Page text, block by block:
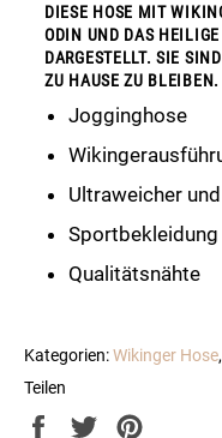
DIESE HOSE MIT
ODIN UND DAS
DARGESTELLT. SIE
ZU HAUSE ZU BLEIBEN.
Jogginghose
Ultraweicher
Qualitätsnähte
Kategorien:Wikinger Hose,
Teilen
Auf
Auf